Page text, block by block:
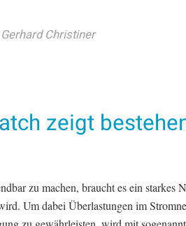
Gerhard Christiner
zeigt
zu machen, braucht es ein starkes
Um dabei Überlastungen im